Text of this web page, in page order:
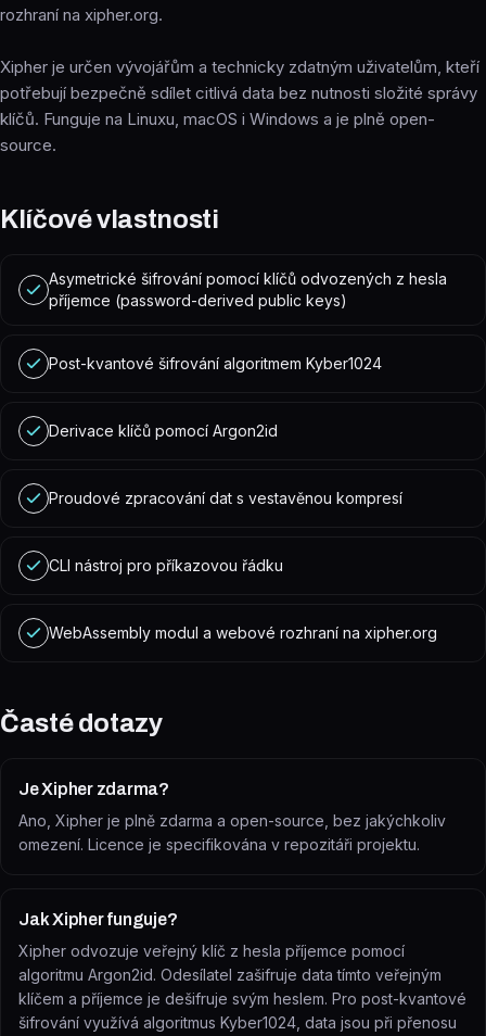
rozhraní na xipher.org.
Xipher je určen vývojářům a technicky zdatným uživatelům, kteří
potřebují bezpečně sdílet citlivá data bez nutnosti složité správy
klíčů. Funguje na Linuxu, macOS i Windows a je plně open-
source.
Klíčové vlastnosti
Asymetrické šifrování pomocí klíčů odvozených z hesla
příjemce (password-derived public keys)
Post-kvantové šifrování algoritmem Kyber1024
Derivace klíčů pomocí Argon2id
Proudové zpracování dat s vestavěnou kompresí
CLI nástroj pro příkazovou řádku
WebAssembly modul a webové rozhraní na xipher.org
Časté dotazy
Je Xipher zdarma?
Ano, Xipher je plně zdarma a open-source, bez jakýchkoliv
omezení. Licence je specifikována v repozitáři projektu.
Jak Xipher funguje?
Xipher odvozuje veřejný klíč z hesla příjemce pomocí
algoritmu Argon2id. Odesílatel zašifruje data tímto veřejným
klíčem a příjemce je dešifruje svým heslem. Pro post-kvantové
šifrování využívá algoritmus Kyber1024, data jsou při přenosu